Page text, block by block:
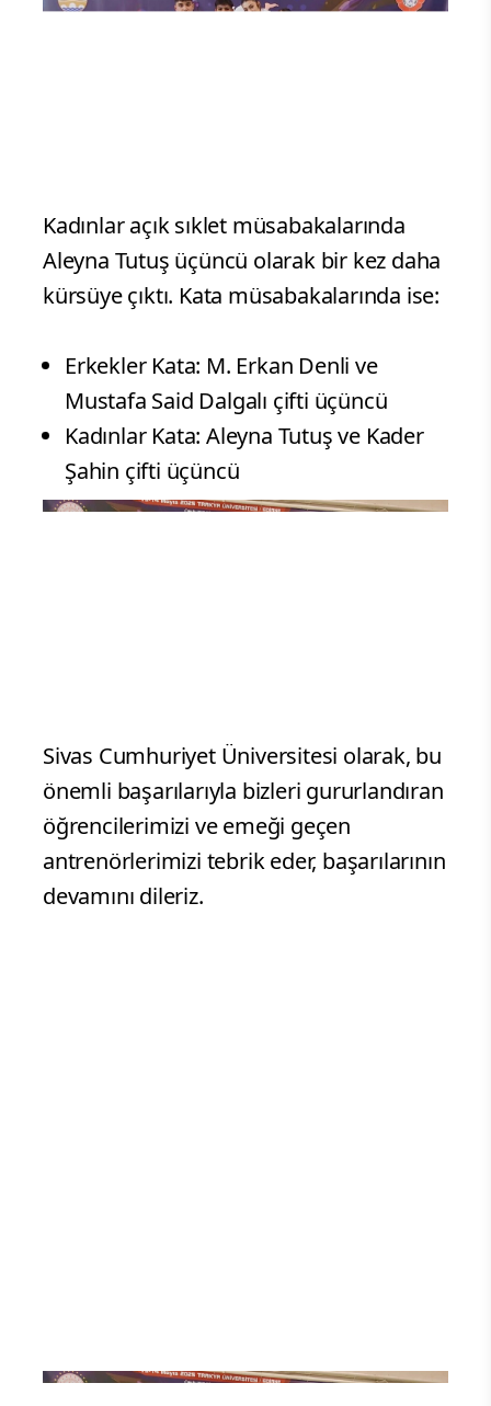
Kadınlar açık sıklet müsabakalarında
Aleyna Tutuş üçüncü olarak bir kez daha
kürsüye çıktı. Kata müsabakalarında ise:
Erkekler Kata: M. Erkan Denli ve
Mustafa Said Dalgalı çifti üçüncü
Kadınlar Kata: Aleyna Tutuş ve Kader
Şahin çifti üçüncü
Sivas Cumhuriyet Üniversitesi olarak, bu
önemli başarılarıyla bizleri gururlandıran
öğrencilerimizi ve emeği geçen
antrenörlerimizi tebrik eder, başarılarının
devamını dileriz.